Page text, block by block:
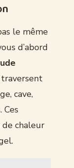
le même
d’abord
cave,
Ces
chaleur